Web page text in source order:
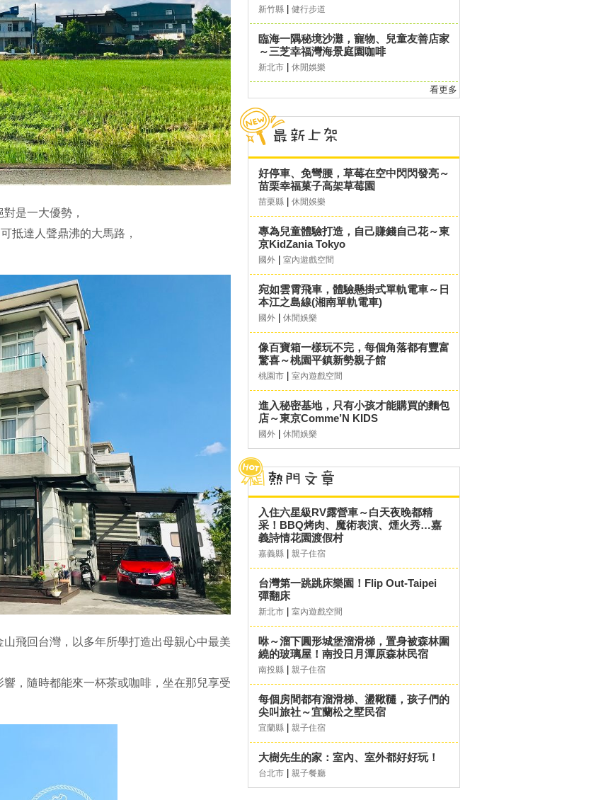
是一大優勢，
抵達人聲鼎沸的大馬路，
飛回台灣，以多年所學打造出母親心中最美
，隨時都能來一杯茶或咖啡，坐在那兒享受
新竹縣 健行步道
臨海一隅秘境沙灘，寵物、兒童友善店家
～三芝幸福灣海景庭園咖啡
新北市 休閒娛樂
看更多
好停車、免彎腰，草莓在空中閃閃發亮～
苗栗幸福菓子高架草莓園
苗栗縣 休閒娛樂
專為兒童體驗打造，自己賺錢自己花～東
京KidZania Tokyo
國外 室內遊戲空間
宛如雲霄飛車，體驗懸掛式單軌電車～日
本江之島線(湘南單軌電車)
國外 休閒娛樂
像百寶箱一樣玩不完，每個角落都有豐富
驚喜～桃園平鎮新勢親子館
桃園市 室內遊戲空間
進入秘密基地，只有小孩才能購買的麵包
店～東京Comme’N KIDS
國外 休閒娛樂
入住六星級RV露營車～白天夜晚都精
采！BBQ烤肉、魔術表演、煙火秀…嘉
義詩情花園渡假村
嘉義縣 親子住宿
台灣第一跳跳床樂園！Flip Out-Taipei
彈翻床
新北市 室內遊戲空間
咻～溜下圓形城堡溜滑梯，置身被森林圍
繞的玻璃屋！南投日月潭原森林民宿
南投縣 親子住宿
每個房間都有溜滑梯、盪鞦韆，孩子們的
尖叫旅社～宜蘭松之墅民宿
宜蘭縣 親子住宿
大樹先生的家：室內、室外都好好玩！
台北市 親子餐廳